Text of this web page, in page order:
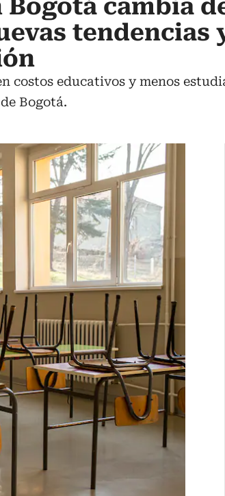
cambia
tendencias
costos educativos y menos
Bogotá.